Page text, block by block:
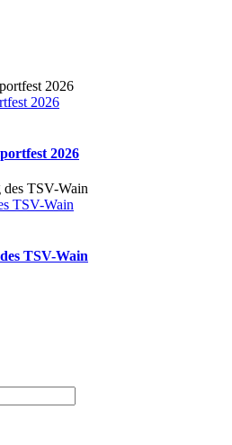
2026
2026
TSV-Wain
TSV-Wain